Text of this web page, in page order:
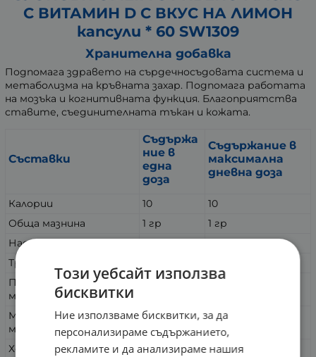
С ВИТАМИН D С ВКУС НА ЛИМОН
капсули * 60 SW1309
Хранителна добавка
Подпомага здравето на сърдечносъдовата система и
метаболизма на кръвната захар. Подпомага работата
на мозъка и когнитивната функция. Благоприятства
ставите, съединителната тъкан и кожата.
Съставки
Съдържа
ние в
една
доза
Съдържание в
максимална
дневна доза
Калории 10
10
Обща мазнина
1 гр
1 гр
Наситени мазнини
500 мг
500 мг
Транс мазнини
Полиненаситени
мазнини
Мононенаситени
мазнини
0 гр 0 гр
Холестерол 5 мг
5 мг
Този уебсайт използва
бисквитки
Ние използваме бисквитки, за да
персонализираме съдържанието,
рекламите и да анализираме нашия